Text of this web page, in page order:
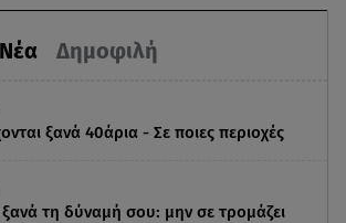
Δημοφιλή
ξανά 40άρια - Σε ποιες περιοχές
τη δύναμή σου: μην σε τρομάζει